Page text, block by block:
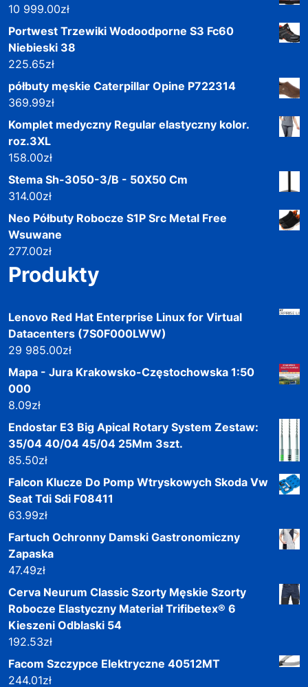
10 999.00zł
Portwest Trzewiki Wodoodporne S3 Fc60
Niebieski 38
225.65zł
półbuty męskie Caterpillar Opine P722314
369.99zł
Komplet medyczny Regular elastyczny kolor.
roz.3XL
158.00zł
Stema Sh-3050-3/B - 50X50 Cm
314.00zł
Neo Półbuty Robocze S1P Src Metal Free
Wsuwane
277.00zł
Produkty
Lenovo Red Hat Enterprise Linux for Virtual
Datacenters (7S0F000LWW)
29 985.00zł
Mapa - Jura Krakowsko-Częstochowska 1:50
000
8.09zł
Endostar E3 Big Apical Rotary System Zestaw:
35/04 40/04 45/04 25Mm 3szt.
85.50zł
Falcon Klucze Do Pomp Wtryskowych Skoda Vw
Seat Tdi Sdi F08411
63.99zł
Fartuch Ochronny Damski Gastronomiczny
Zapaska
47.49zł
Cerva Neurum Classic Szorty Męskie Szorty
Robocze Elastyczny Materiał Trifibetex® 6
Kieszeni Odblaski 54
192.53zł
Facom Szczypce Elektryczne 40512MT
244.01zł